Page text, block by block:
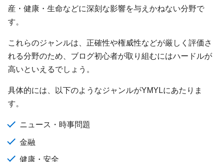
産・健康・生命などに深刻な影響を与えかねない分野で
す。
これらのジャンルは、正確性や権威性などが厳しく評価さ
れる分野のため、ブログ初心者が取り組むにはハードルが
高いといえるでしょう。
具体的には、以下のようなジャンルがYMYLにあたりま
す。
ニュース・時事問題
金融
健康・安全